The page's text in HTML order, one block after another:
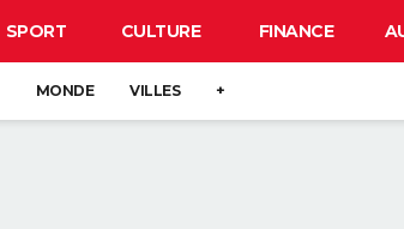
SPORT CULTURE FINANCE
MONDE VILLES +